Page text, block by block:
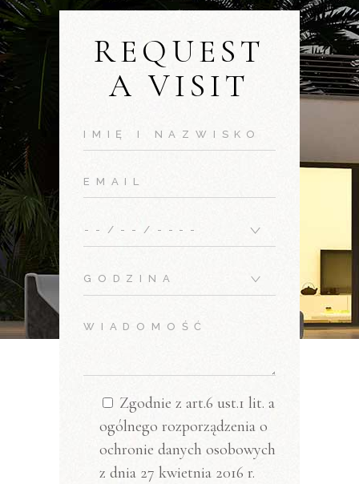
REQUEST
A VISIT
Zgodnie z art.6 ust.1 lit. a
ogólnego rozporządzenia o
ochronie danych osobowych
z dnia 27 kwietnia 2016 r.